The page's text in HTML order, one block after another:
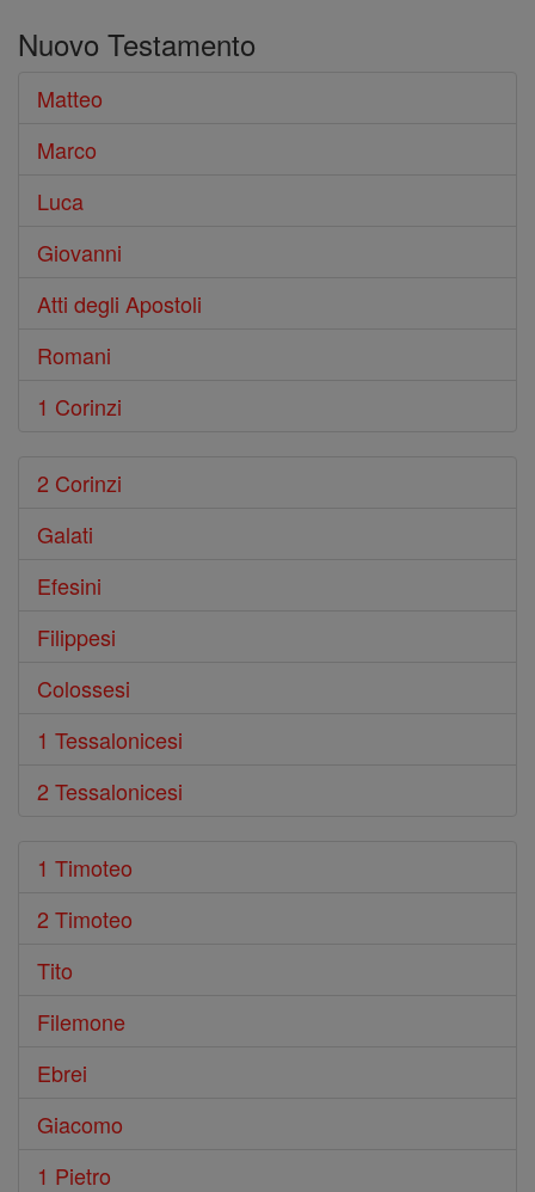
Bibbia
Nuovo Testamento
Matteo
Marco
Luca
Giovanni
Atti degli Apostoli
Romani
1 Corinzi
2 Corinzi
Galati
Efesini
Filippesi
Colossesi
1 Tessalonicesi
2 Tessalonicesi
1 Timoteo
2 Timoteo
Tito
Filemone
Ebrei
Giacomo
1 Pietro